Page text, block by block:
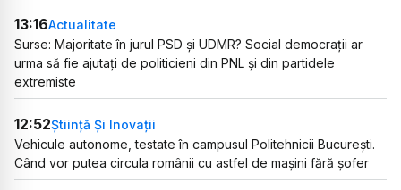
13:16Actualitate
Surse: Majoritate în jurul PSD și UDMR? Social democrații ar
urma să fie ajutați de politicieni din PNL și din partidele
extremiste
12:52Știință Și Inovații
Vehicule autonome, testate în campusul Politehnicii București.
Când vor putea circula românii cu astfel de mașini fără șofer